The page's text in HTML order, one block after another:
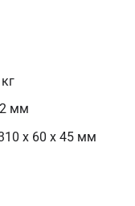
мм
x 60 x 45 мм